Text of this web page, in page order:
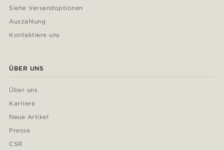
Siehe Versandoptionen
Auszahlung
Kontaktiere uns
ÜBER UNS
Über uns
Karriere
Neue Artikel
Presse
CSR